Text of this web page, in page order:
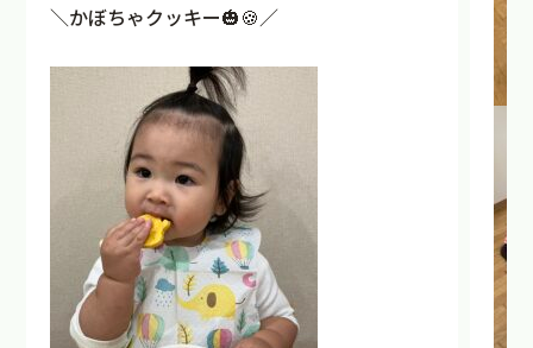
＼かぼちゃクッキー🎃🍪／